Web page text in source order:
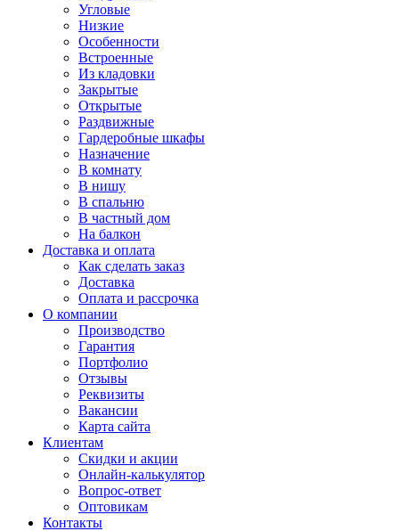
Угловые
Низкие
Особенности
Встроенные
Из кладовки
Закрытые
Открытые
Раздвижные
Гардеробные шкафы
Назначение
В комнату
В нишу
В спальню
В частный дом
На балкон
Доставка и оплата
Как сделать заказ
Доставка
Оплата и рассрочка
О компании
Производство
Гарантия
Портфолио
Отзывы
Реквизиты
Вакансии
Карта сайта
Клиентам
Скидки и акции
Онлайн-калькулятор
Вопрос-ответ
Оптовикам
Контакты